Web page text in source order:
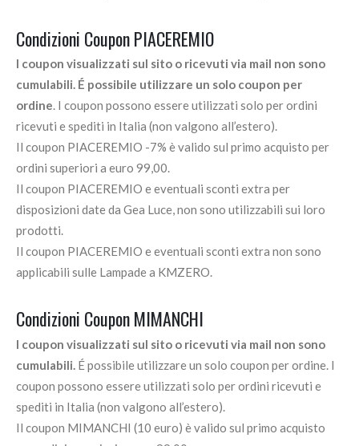
Condizioni Coupon PIACEREMIO
I coupon visualizzati sul sito o ricevuti via mail non sono
cumulabili. É possibile utilizzare un solo coupon per
ordine. I coupon possono essere utilizzati solo per ordini
ricevuti e spediti in Italia (non valgono all’estero).
Il coupon PIACEREMIO -7% è valido sul primo acquisto per
ordini superiori a euro 99,00.
Il coupon PIACEREMIO e eventuali sconti extra per
disposizioni date da Gea Luce, non sono utilizzabili sui loro
prodotti.
Il coupon PIACEREMIO e eventuali sconti extra non sono
applicabili sulle Lampade a KMZERO.
Condizioni Coupon MIMANCHI
I coupon visualizzati sul sito o ricevuti via mail non sono
cumulabili. É possibile utilizzare un solo coupon per ordine. I
coupon possono essere utilizzati solo per ordini ricevuti e
spediti in Italia (non valgono all’estero).
Il coupon MIMANCHI (10 euro) è valido sul primo acquisto